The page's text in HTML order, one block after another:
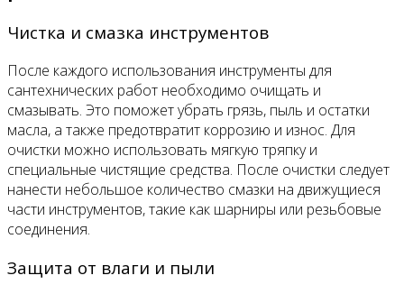
Чистка и смазка инструментов
После каждого использования инструменты для
сантехнических работ необходимо очищать и
смазывать. Это поможет убрать грязь, пыль и остатки
масла, а также предотвратит коррозию и износ. Для
очистки можно использовать мягкую тряпку и
специальные чистящие средства. После очистки следует
нанести небольшое количество смазки на движущиеся
части инструментов, такие как шарниры или резьбовые
соединения.
Защита от влаги и пыли